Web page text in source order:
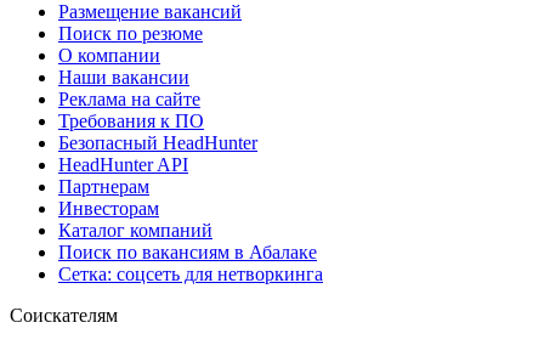
Размещение вакансий
Поиск по резюме
О компании
Наши вакансии
Реклама на сайте
Требования к ПО
Безопасный HeadHunter
HeadHunter API
Партнерам
Инвесторам
Каталог компаний
Поиск по вакансиям в Абалаке
Сетка: соцсеть для нетворкинга
Соискателям